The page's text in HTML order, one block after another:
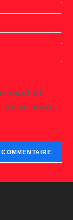
mail et
pour mon